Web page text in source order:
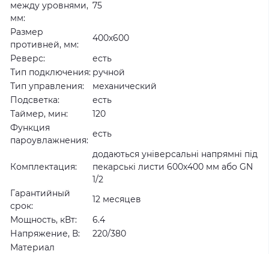
между уровнями,
мм:
75
Размер
противней, мм:
400х600
Реверс:
есть
Тип подключения: ручной
Тип управления:
механический
Подсветка:
есть
Таймер, мин:
120
Функция
пароувлажнения:
есть
Комплектация:
додаються універсальні напрямні під
пекарські листи 600х400 мм або GN
1/2
Гарантийный
срок:
12 месяцев
Мощность, кВт:
6.4
Напряжение, В:
220/380
Материал